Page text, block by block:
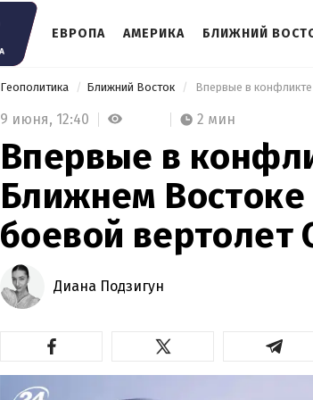
ЕВРОПА АМЕРИКА БЛИЖНИЙ
Геополитика Ближний Восток
9 июня, 12:40 2 мин
Впервые в
Ближнем Востоке
боевой вертолет
Диана Подзигун